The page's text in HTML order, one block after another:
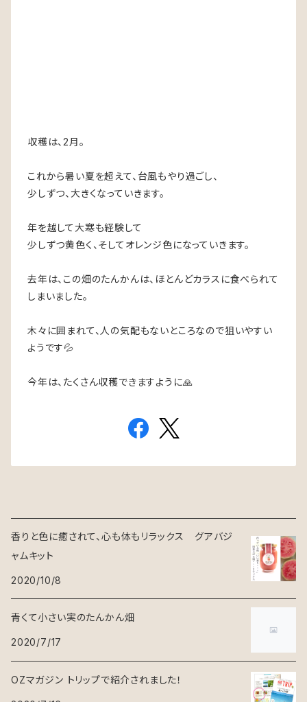
収穫は、2月。
これから暑い夏を超えて、台風もやり過ごし、
少しずつ、大きくなっていきます。
年を越して大寒も経験して
少しずつ黄色く、そしてオレンジ色になっていきます。
去年は、この畑のたんかんは、ほとんどカラスに食べられて
しまいました。
木々に囲まれて、人の気配もないところなので狙いやすい
ようです💦
今年は、たくさん収穫できますように🙏
香りと色に癒されて、心も体もリラックス グアバジ
ャムキット
2020/10/8
青くて小さい実のたんかん畑
2020/7/17
OZマガジン トリップで紹介されました！